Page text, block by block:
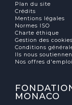
Plan du site
Crédits
Mentions légales
Normes ISO
Charte éthique
Gestion des cookies
Conditions
Ils nous
Nos offres
MONACO